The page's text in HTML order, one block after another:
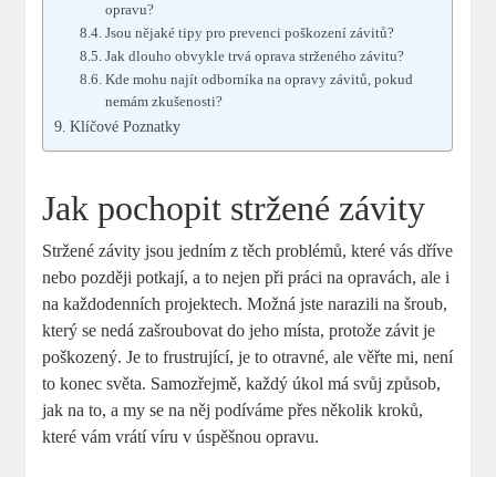
opravu?
Jsou nějaké tipy pro prevenci poškození závitů?
Jak dlouho obvykle trvá oprava strženého závitu?
Kde mohu najít odborníka na opravy závitů, pokud
nemám zkušenosti?
Klíčové Poznatky
Jak pochopit stržené závity
Stržené závity jsou jedním z těch problémů, které vás dříve
nebo později potkají, a to nejen při práci na opravách, ale i
na každodenních projektech. Možná jste narazili na šroub,
který se nedá zašroubovat do jeho místa, protože závit je
poškozený. Je to frustrující, je to otravné, ale věřte mi, není
to konec světa. Samozřejmě, každý úkol má svůj způsob,
jak na to, a my se na něj podíváme přes několik kroků,
které vám vrátí víru v úspěšnou opravu.